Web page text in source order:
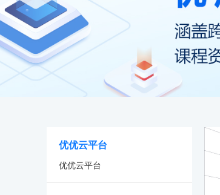
优优云平台
优优云平台